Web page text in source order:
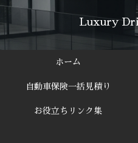
Luxury
ホーム
自動車保険一括見積り
お役立ちリンク集